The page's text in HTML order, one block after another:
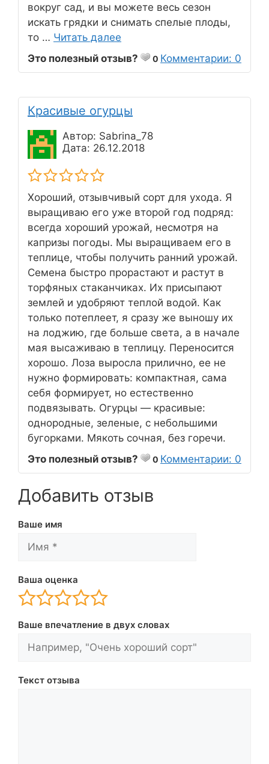
вокруг сад, и вы можете весь сезон
искать грядки и снимать спелые плоды,
то … Читать далее
Это полезный отзыв?
0 Комментарии: 0
Красивые огурцы
Автор: Sabrina_78
Дата: 26.12.2018
Хороший, отзывчивый сорт для ухода. Я
выращиваю его уже второй год подряд:
всегда хороший урожай, несмотря на
капризы погоды. Мы выращиваем его в
теплице, чтобы получить ранний урожай.
Семена быстро прорастают и растут в
торфяных стаканчиках. Их присыпают
землей и удобряют теплой водой. Как
только потеплеет, я сразу же выношу их
на лоджию, где больше света, а в начале
мая высаживаю в теплицу. Переносится
хорошо. Лоза выросла прилично, ее не
нужно формировать: компактная, сама
себя формирует, но естественно
подвязывать. Огурцы — красивые:
однородные, зеленые, с небольшими
бугорками. Мякоть сочная, без горечи.
Это полезный отзыв?
0 Комментарии: 0
Добавить отзыв
Ваше имя
Ваша оценка
Ваше впечатление в двух словах
Текст отзыва